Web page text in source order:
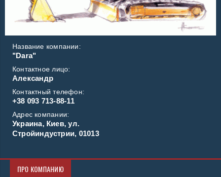
Название компании:
"Dara"
Контактное лицо:
Александр
Контактный телефон:
+38 093 713-88-11
Адрес компании:
Украина, Киев, ул.
Стройиндустрии, 01013
ПРО КОМПАНИЮ